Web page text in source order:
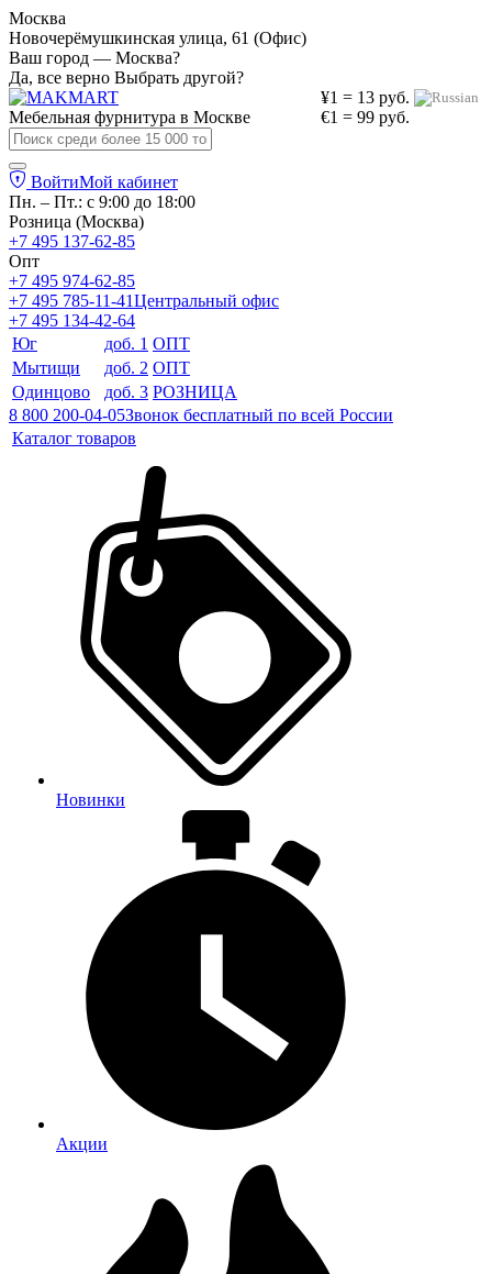
Москва
Новочерёмушкинская улица, 61 (Офис)
Ваш город — Москва?
Да, все верно Выбрать другой?
¥1 = 13 руб.
€1 = 99 руб.
Мебельная фурнитура в Москве
ВойтиМой кабинет
Пн. – Пт.: с 9:00 до 18:00
Розница (Москва)
+7 495 137-62-85
Опт
+7 495 974-62-85
+7 495 785-11-41Центральный офис
+7 495 134-42-64
Юг
доб. 1 ОПТ
Мытищи
доб. 2 ОПТ
Одинцово
доб. 3 РОЗНИЦА
8 800 200-04-05Звонок бесплатный по всей России
Каталог товаров
Новинки
Акции